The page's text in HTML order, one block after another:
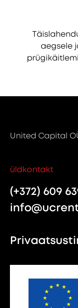
aegsele
United Capital
üldkontakt
(+372) 609